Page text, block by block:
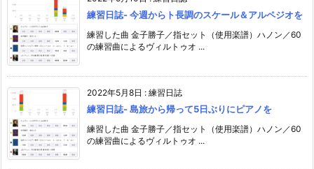
練習日誌- 今週からト長調のスケール＆アルペジオを
練習した曲 金子勝子／指セット（使用楽譜）ハノン／60
の練習曲によるヴィルトゥオ ...
2022年5月8日 : 練習日誌
練習日誌- 島旅から帰って5日ぶりにピアノを
練習した曲 金子勝子／指セット（使用楽譜）ハノン／60
の練習曲によるヴィルトゥオ ...